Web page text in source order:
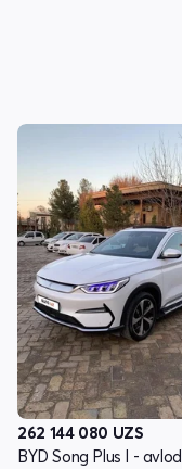
262 144 080 UZS
BYD Song Plus I - avlod